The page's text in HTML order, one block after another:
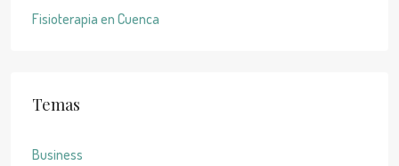
Fisioterapia en Cuenca
Temas
Business